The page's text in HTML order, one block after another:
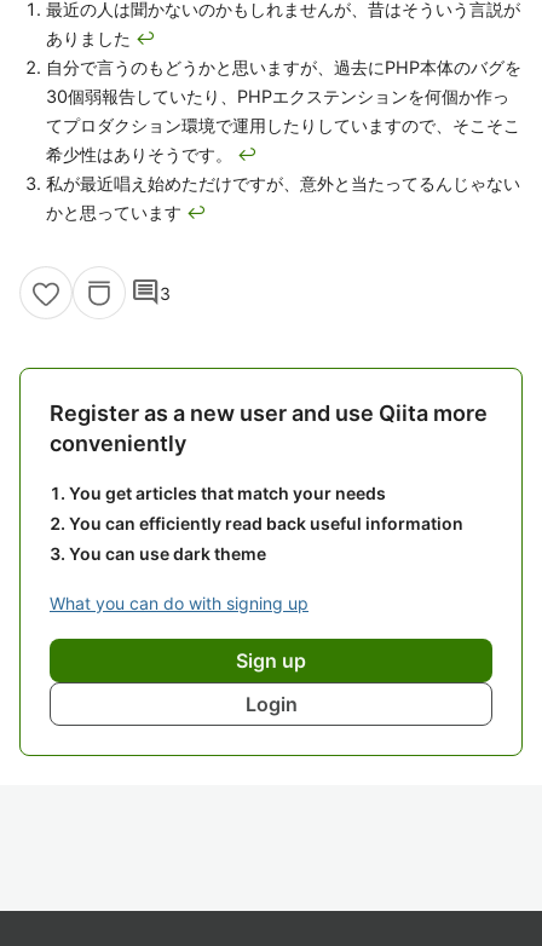
最近の人は聞かないのかもしれませんが、昔はそういう言説が
ありました ↩
自分で言うのもどうかと思いますが、過去にPHP本体のバグを
30個弱報告していたり、PHPエクステンションを何個か作っ
てプロダクション環境で運用したりしていますので、そこそこ
希少性はありそうです。 ↩
私が最近唱え始めただけですが、意外と当たってるんじゃない
かと思っています ↩
comment3
Register as a new user and use Qiita more
conveniently
You get articles that match your needs
You can efficiently read back useful information
You can use dark theme
What you can do with signing up
Sign up
Login